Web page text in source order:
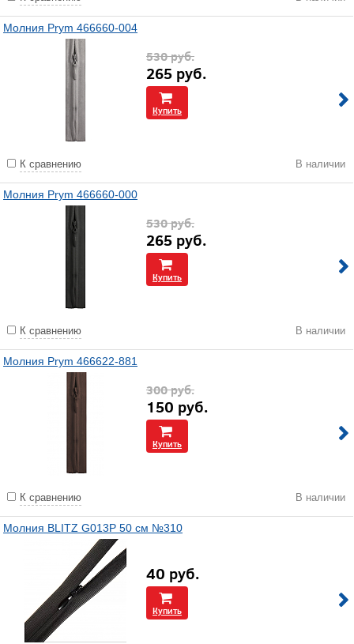
Молния Prym 466660-004
530руб.
265 руб.
Купить
К сравнению В наличии
Молния Prym 466660-000
530руб.
265 руб.
Купить
К сравнению В наличии
Молния Prym 466622-881
300руб.
150 руб.
Купить
К сравнению В наличии
Молния BLITZ G013P 50 см №310
40 руб.
Купить